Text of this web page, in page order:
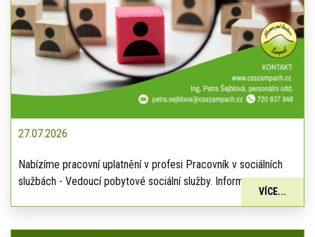
27.07.2026
Nabízíme pracovní uplatnění v profesi Pracovník v sociálních
službách - Vedoucí pobytové sociální služby. Informace:
VÍCE...